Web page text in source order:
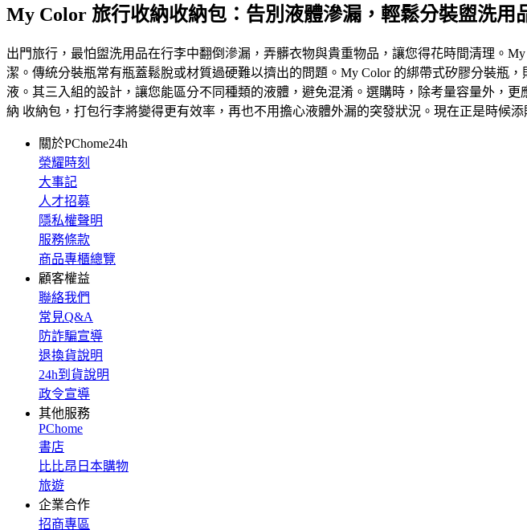
My Color 旅行收納收納包：告別液體滲漏，輕鬆分裝盥洗用
出門旅行，最怕盥洗用品在行李中翻倒滲漏，弄髒衣物與貴重物品，讓您得花時間清理。
潔。傳統分裝瓶常有瓶蓋鬆脫或材質過硬難以擠出的問題。My Color 的綁帶式矽膠分裝瓶
液。其三入組的設計，讓您能區分不同種類的液體，避免混淆。選購時，除考量容量外，
納 收納包，打包行李將變得更有效率，再也不用擔心液體外漏的突發狀況。現在正是時候
關於PChome24h
榮耀時刻
大事記
人才招募
隱私權聲明
服務條款
商品專櫃總覽
顧客權益
聯絡我們
常見Q&A
防詐騙宣導
退換貨說明
24h到貨說明
政令宣導
其他服務
PChome
書店
比比昂日本購物
旅遊
企業合作
招商專區